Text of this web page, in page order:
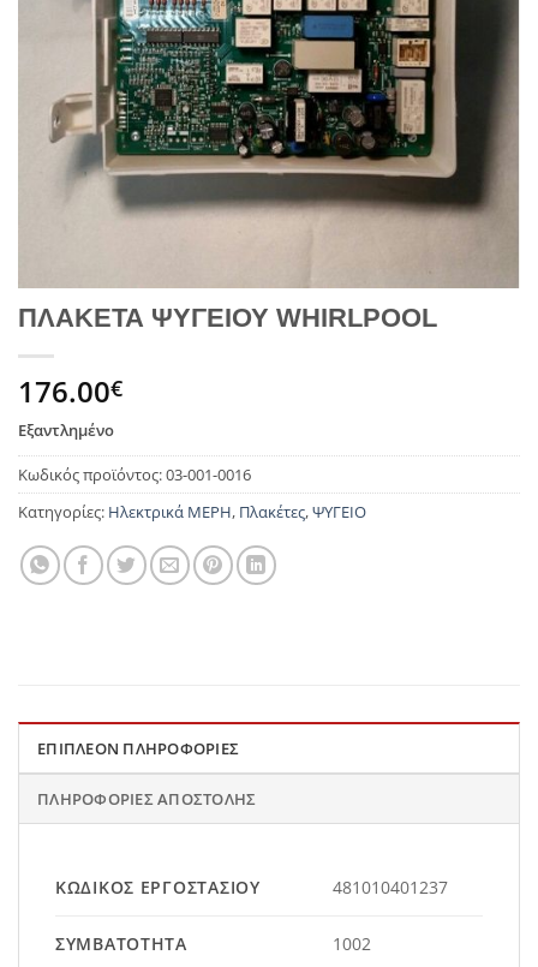
ΠΛΑΚΕΤΑ ΨΥΓΕΙΟΥ WHIRLPOOL
176.00€
Εξαντλημένο
Κωδικός προϊόντος:03-001-0016
Κατηγορίες: Ηλεκτρικά ΜΕΡΗ, Πλακέτες,ΨΥΓΕΙΟ
ΕΠΙΠΛΈΟΝ ΠΛΗΡΟΦΟΡΊΕΣ
ΠΛΗΡΟΦΟΡΊΕΣ ΑΠΟΣΤΟΛΉΣ
ΚΩΔΙΚΌΣ ΕΡΓΟΣΤΑΣΊΟΥ 481010401237
ΣΥΜΒΑΤΌΤΗΤΑ 1002